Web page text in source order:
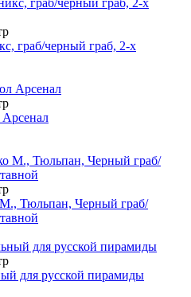
граб/черный граб, 2-х
Тюльпан, Черный граб/
для русской пирамиды